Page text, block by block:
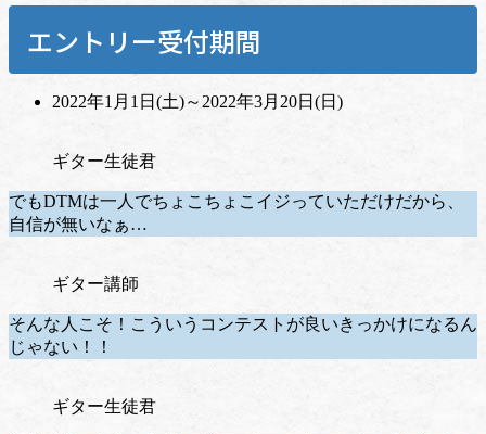
エントリー受付期間
2022年1月1日(土)～2022年3月20日(日)
ギター生徒君
でもDTMは一人でちょこちょこイジっていただけだから、
自信が無いなぁ…
ギター講師
そんな人こそ！こういうコンテストが良いきっかけになるん
じゃない！！
ギター生徒君